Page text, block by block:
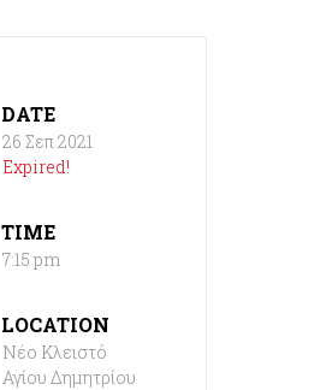
DATE
26 Σεπ 2021
Expired!
TIME
7:15 pm
LOCATION
Νέο Κλειστό
Αγίου Δημητρίου